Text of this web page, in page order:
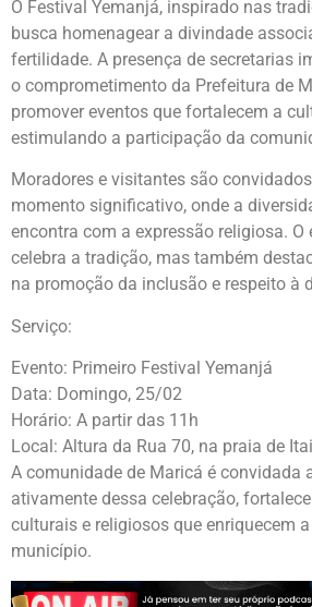
O Festival Yemanjá, inspirado nas
busca homenagear a divindade
fertilidade. A presença de secretarias
o comprometimento da Prefeitura de
promover eventos que fortalecem a
estimulando a participação da
Moradores e visitantes são
momento significativo, onde a
encontra com a expressão religiosa. O
celebra a tradição, mas também
na promoção da inclusão e respeito à
Serviço:
Evento: Primeiro Festival Yemanjá
Data: Domingo, 25/02
Horário: A partir das 11h
Local: Altura da Rua 70, na praia de
A comunidade de Maricá é convidada
ativamente dessa celebração,
culturais e religiosos que enriquecem
município.